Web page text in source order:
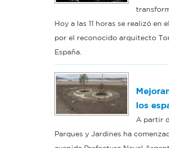
Hoy a las 11 horas se realizó
por el reconocido arquitecto
España.
los
A partir
Parques y Jardines ha